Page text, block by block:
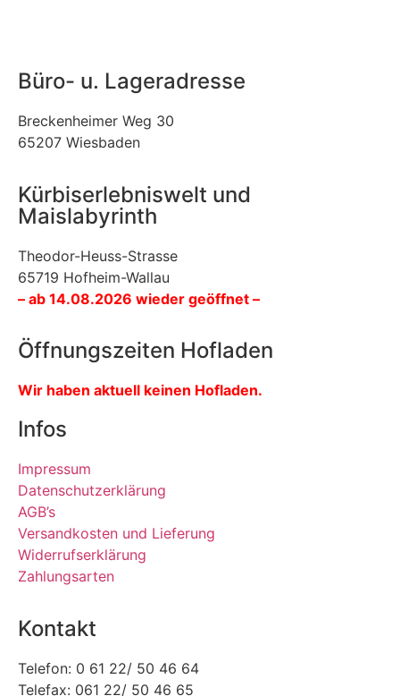
Büro- u. Lageradresse
Breckenheimer Weg 30
65207 Wiesbaden
Kürbiserlebniswelt und
Maislabyrinth
Theodor-Heuss-Strasse
65719 Hofheim-Wallau
– ab 14.08.2026 wieder geöffnet –
Öffnungszeiten Hofladen
Wir haben aktuell keinen Hofladen.
Infos
Impressum
Datenschutzerklärung
AGB’s
Versandkosten und Lieferung
Widerrufserklärung
Zahlungsarten
Kontakt
Telefon: 0 61 22/ 50 46 64
Telefax: 061 22/ 50 46 65